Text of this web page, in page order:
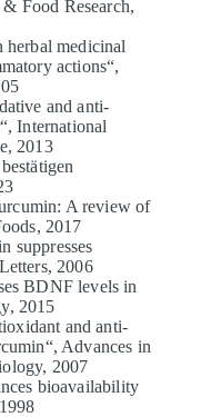
Food Research,
herbal medicinal
actions“,
and anti-
International
2013
A review of
2017
suppresses
2006
BDNF levels in
2015
and anti-
Advances in
2007
bioavailability